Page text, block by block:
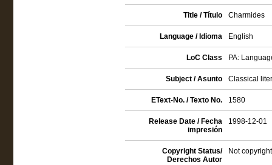
Title / Título Charmides
Language / Idioma English
LoC Class PA:
Subject / Asunto Classical
EText-No. / Texto No. 1580
Release Date / Fecha
impresión
1998-12-01
Copyright Status/
Derechos Autor
Not